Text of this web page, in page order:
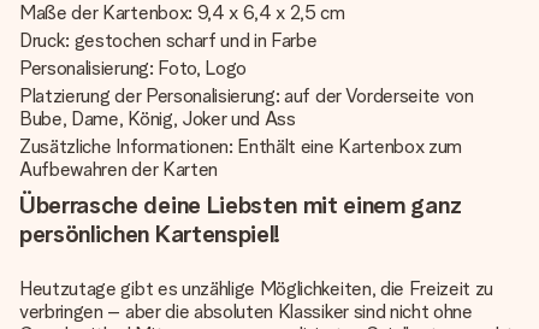
Maße der Kartenbox: 9,4 x 6,4 x 2,5 cm
Druck: gestochen scharf und in Farbe
Personalisierung: Foto, Logo
Platzierung der Personalisierung: auf der Vorderseite von
Bube, Dame, König, Joker und Ass
Zusätzliche Informationen: Enthält eine Kartenbox zum
Aufbewahren der Karten
Überrasche deine Liebsten mit einem ganz
persönlichen Kartenspiel!
Heutzutage gibt es unzählige Möglichkeiten, die Freizeit zu
verbringen – aber die absoluten Klassiker sind nicht ohne